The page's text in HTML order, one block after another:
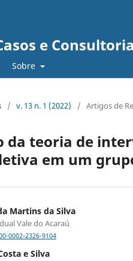
e Consultoria
Sobre
/ v. 13 n. 1 (2022) / Artigos de
da teoria de
em um
Martins da Silva
Vale do Acaraú
0002-2326-9104
e Silva